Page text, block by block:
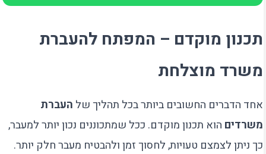
תכנון מוקדם – המפתח להעברת
משרד מוצלחת
אחד הדברים החשובים ביותר בכל תהליך של העברת
משרדים הוא תכנון מוקדם. ככל שמתכוננים נכון יותר למעבר,
כך ניתן לצמצם טעויות, לחסוך זמן ולהבטיח מעבר חלק יותר.